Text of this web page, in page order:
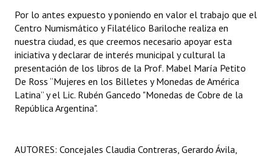
Por lo antes expuesto y poniendo en valor el trabajo que el
Centro Numismático y Filatélico Bariloche realiza en
nuestra ciudad, es que creemos necesario apoyar esta
iniciativa y declarar de interés municipal y cultural la
presentación de los libros de la Prof. Mabel María Petito
De Ross “Mujeres en los Billetes y Monedas de América
Latina” y el Lic. Rubén Gancedo "Monedas de Cobre de la
República Argentina".
AUTORES: Concejales Claudia Contreras, Gerardo Ávila,